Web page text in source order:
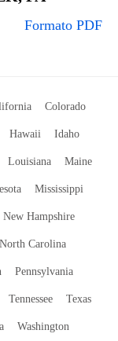
Formato PDF
Colorado
Hawaii Idaho
Louisiana Maine
Mississippi
New Hampshire
North Carolina
Pennsylvania
Tennessee Texas
Washington